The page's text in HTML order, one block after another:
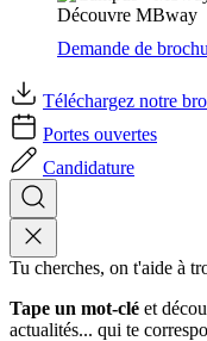
Découvre MBway
Demande de
Téléchargez notre
Portes ouvertes
Candidature
Tu cherches, on t'aide à
Tape un mot-clé et
actualités... qui te